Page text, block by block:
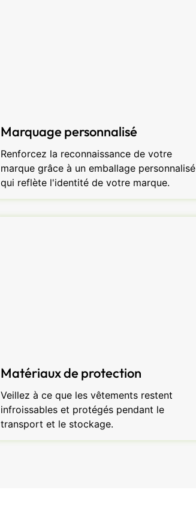
Marquage personnalisé
Renforcez la reconnaissance de votre
marque grâce à un emballage personnalisé
qui reflète l'identité de votre marque.
Matériaux de protection
Veillez à ce que les vêtements restent
infroissables et protégés pendant le
transport et le stockage.